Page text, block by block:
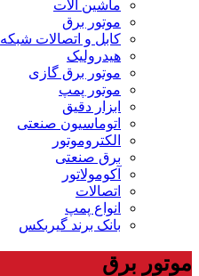
ماشین آلات
موتور برق
کابل و اتصالات شبکه
هیدرولیک
موتور برق گازی
موتور پمپ
ابزار دقیق
اتوماسیون صنعتی
الکتروموتور
برق صنعتی
آکومولاتور
اتصالات
انواع پمپ
بانک برند گیربکس
موتور برق